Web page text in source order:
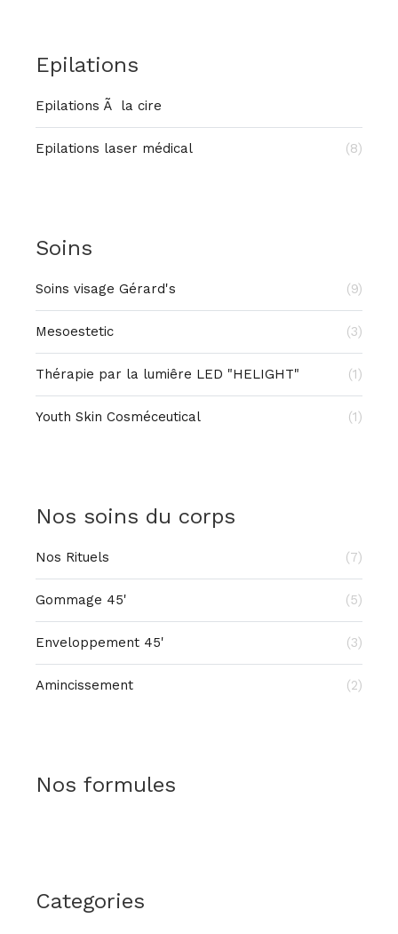
Epilations
Epilations Ã la cire
Epilations laser médical (8)
Soins
Soins visage Gérard's (9)
Mesoestetic (3)
Thérapie par la lumiêre LED "HELIGHT" (1)
Youth Skin Cosméceutical (1)
Nos soins du corps
Nos Rituels (7)
Gommage 45' (5)
Enveloppement 45' (3)
Amincissement (2)
Nos formules
Categories